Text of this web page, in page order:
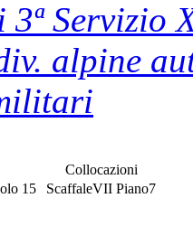
Servizio
alpine
15
Collocazioni
ScaffaleVII Piano7